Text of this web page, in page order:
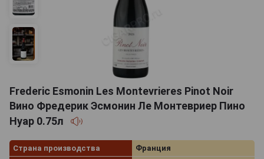
Frederic Esmonin Les Montevrieres Pinot Noir
Вино Фредерик Эсмонин Ле Монтевриер Пино
Нуар 0.75л
Страна производства
Франция